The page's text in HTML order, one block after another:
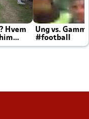
Hvem
Ung vs.
#football